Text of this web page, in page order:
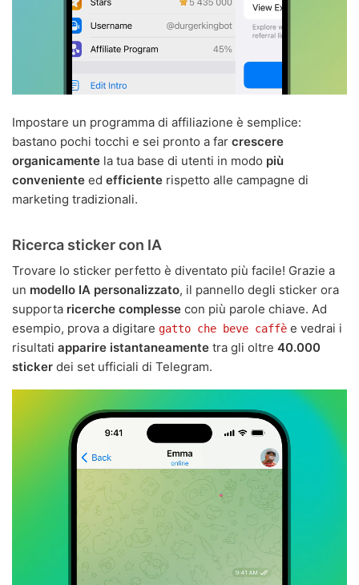
Impostare un programma di affiliazione è semplice:
bastano pochi tocchi e sei pronto a far crescere
organicamente la tua base di utenti in modo più
conveniente ed efficiente rispetto alle campagne di
marketing tradizionali.
Ricerca sticker con IA
Trovare lo sticker perfetto è diventato più facile! Grazie a
un modello IA personalizzato, il pannello degli sticker ora
supporta ricerche complesse con più parole chiave. Ad
esempio, prova a digitare gatto che beve caffè e vedrai i
risultati apparire istantaneamente tra gli oltre 40.000
sticker dei set ufficiali di Telegram.